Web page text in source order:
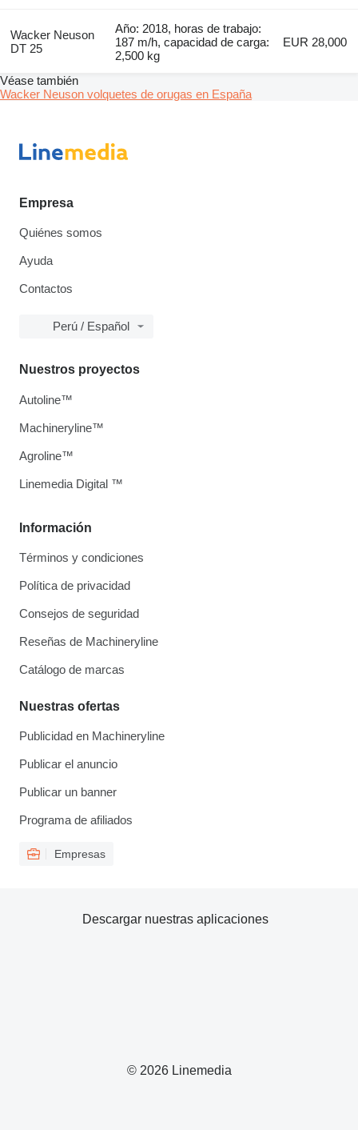
Wacker Neuson
DT 25
Año: 2018, horas de trabajo:
187 m/h, capacidad de carga:
2,500 kg
EUR 28,000
Véase también
Wacker Neuson volquetes de orugas en España
Empresa
Quiénes somos
Ayuda
Contactos
Perú / Español
Información
Términos y condiciones
Política de privacidad
Consejos de seguridad
Reseñas de Machineryline
Catálogo de marcas
Nuestras ofertas
Publicidad en Machineryline
Publicar el anuncio
Publicar un banner
Programa de afiliados
Empresas
Nuestros proyectos
Autoline™
Machineryline™
Agroline™
Linemedia Digital ™
© 2026 Linemedia
Descargar nuestras aplicaciones